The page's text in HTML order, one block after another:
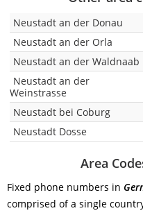
Neustadt an der Donau
Neustadt an der Orla
Neustadt an der Waldnaab
Neustadt an der
Weinstrasse
Neustadt bei Coburg
Neustadt Dosse
Area
Fixed phone numbers in
comprised of a single